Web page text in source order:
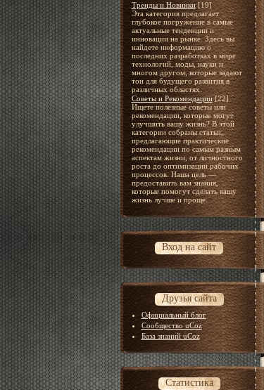
Тренды и Новинки [19]
Эта категория предлагает
глубокое погружение в самые
актуальные тенденции и
инновации на рынке. Здесь вы
найдете информацию о
последних разработках в мире
технологий, моды, науки и
многом другом, которые задают
тон для будущего развития в
различных областях.
Советы и Рекомендации [22]
Ищете полезные советы или
рекомендации, которые могут
улучшить вашу жизнь? В этой
категории собраны статьи,
предлагающие практические
рекомендации по самым разным
аспектам жизни, от личностного
роста до оптимизации рабочих
процессов. Наша цель —
предоставить вам знания,
которые помогут сделать вашу
жизнь лучше и проще.
Вход на сайт
Друзья сайта
Официальный блог
Сообщество uCoz
База знаний uCoz
Статистика